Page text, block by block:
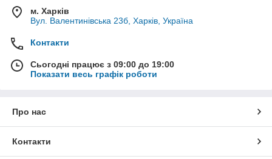
м. Харків
Вул. Валентинівська 23б, Харків, Україна
Контакти
Сьогодні працює з 09:00 до 19:00
Показати весь графік роботи
Про нас
Контакти